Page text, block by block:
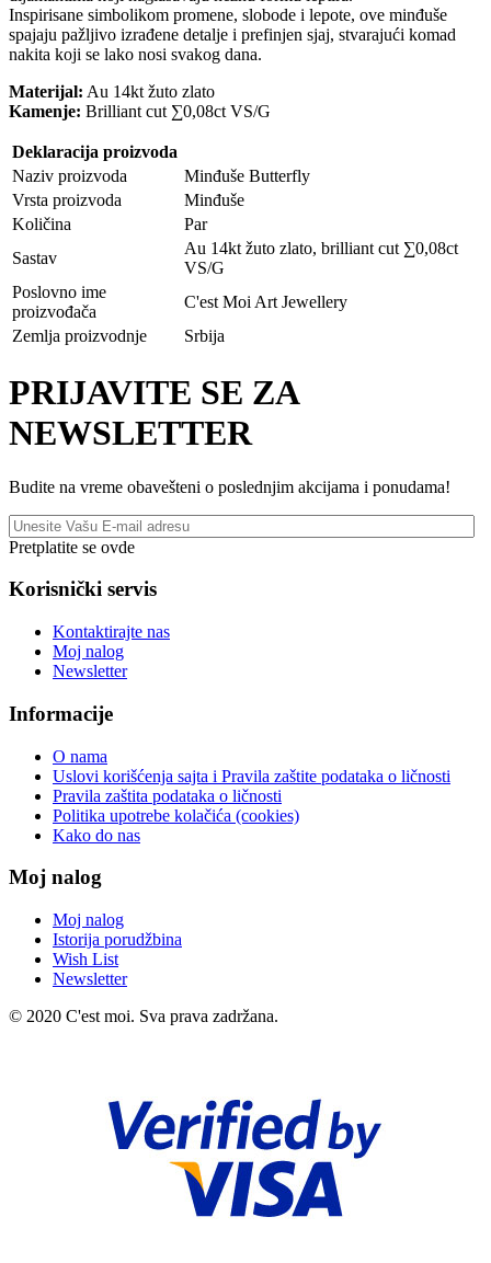
Inspirisane simbolikom promene, slobode i lepote, ove minđuše
spajaju pažljivo izrađene detalje i prefinjen sjaj, stvarajući komad
nakita koji se lako nosi svakog dana.
Materijal: Au 14kt žuto zlato
Kamenje: Brilliant cut ∑0,08ct VS/G
Deklaracija proizvoda
Naziv proizvoda
Minđuše Butterfly
Vrsta proizvoda
Minđuše
Količina
Par
Sastav
Au 14kt žuto zlato, brilliant cut ∑0,08ct
VS/G
Poslovno ime
proizvođača
C'est Moi Art Jewellery
Zemlja proizvodnje
Srbija
PRIJAVITE SE ZA
NEWSLETTER
Budite na vreme obavešteni o poslednjim akcijama i ponudama!
Pretplatite se ovde
Korisnički servis
Kontaktirajte nas
Moj nalog
Newsletter
Informacije
O nama
Uslovi korišćenja sajta i Pravila zaštite podataka o ličnosti
Pravila zaštita podataka o ličnosti
Politika upotrebe kolačića (cookies)
Kako do nas
Moj nalog
Moj nalog
Istorija porudžbina
Wish List
Newsletter
© 2020 C'est moi. Sva prava zadržana.